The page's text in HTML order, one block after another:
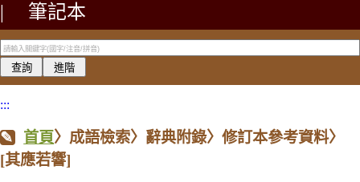
|
筆記本
:::
首頁〉成語檢索〉辭典附錄〉修訂本參考資料〉
[其應若響]